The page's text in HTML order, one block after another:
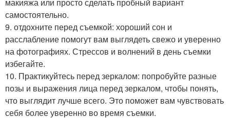
самостоятельно.
9. отдохните перед съемкой: хороший сон и
расслабление помогут вам выглядеть свежо и уверенно
на фотографиях. Стрессов и волнений в день съемки
избегайте.
10. Практикуйтесь перед зеркалом: попробуйте разные
позы и выражения лица перед зеркалом, чтобы понять,
что выглядит лучше всего. Это поможет вам чувствовать
себя более уверенно во время съемки.